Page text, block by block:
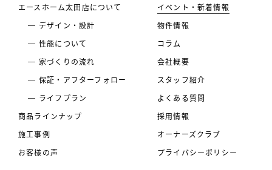
エースホーム太田店について
デザイン・設計
性能について
家づくりの流れ
保証・アフターフォロー
ライフプラン
商品ラインナップ
施工事例
お客様の声
イベント・新着情報
物件情報
コラム
会社概要
スタッフ紹介
よくある質問
採用情報
オーナーズクラブ
プライバシーポリシー